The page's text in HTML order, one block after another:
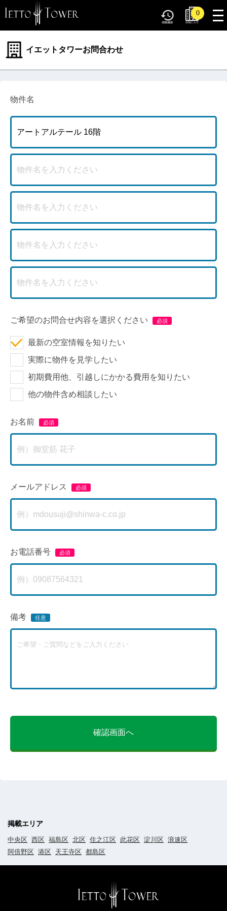
0
イエットタワーお問合わせ
物件名
ご希望のお問合せ内容を選択ください
最新の空室情報を知りたい
実際に物件を見学したい
初期費用他、引越しにかかる費用を知りたい
他の物件含め相談したい
お名前
メールアドレス
お電話番号
備考
確認画面へ
掲載エリア
中央区 西区 福島区 北区 住之江区 此花区 淀川区 浪速区
阿倍野区 港区 天王寺区 都島区